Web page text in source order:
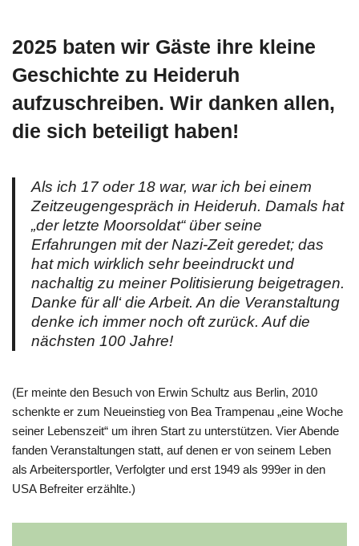
2025 baten wir Gäste ihre kleine
Geschichte zu Heideruh
aufzuschreiben. Wir danken allen,
die sich beteiligt haben!
Als ich 17 oder 18 war, war ich bei einem
Zeitzeugengespräch in Heideruh. Damals hat
„der letzte Moorsoldat“ über seine
Erfahrungen mit der Nazi-Zeit geredet; das
hat mich wirklich sehr beeindruckt und
nachaltig zu meiner Politisierung beigetragen.
Danke für all‘ die Arbeit. An die Veranstaltung
denke ich immer noch oft zurück. Auf die
nächsten 100 Jahre!
(Er meinte den Besuch von Erwin Schultz aus Berlin, 2010
schenkte er zum Neueinstieg von Bea Trampenau „eine Woche
seiner Lebenszeit“ um ihren Start zu unterstützen. Vier Abende
fanden Veranstaltungen statt, auf denen er von seinem Leben
als Arbeitersportler, Verfolgter und erst 1949 als 999er in den
USA Befreiter erzählte.)